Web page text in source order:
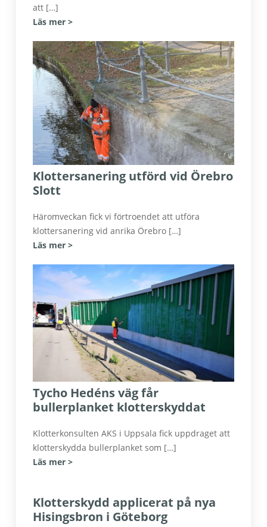
att […]
Läs mer >
Klottersanering utförd vid Örebro
Slott
Häromveckan fick vi förtroendet att utföra
klottersanering vid anrika Örebro […]
Läs mer >
Tycho Hedéns väg får
bullerplanket klotterskyddat
Klotterkonsulten AKS i Uppsala fick uppdraget att
klotterskydda bullerplanket som […]
Läs mer >
Klotterskydd applicerat på nya
Hisingsbron i Göteborg